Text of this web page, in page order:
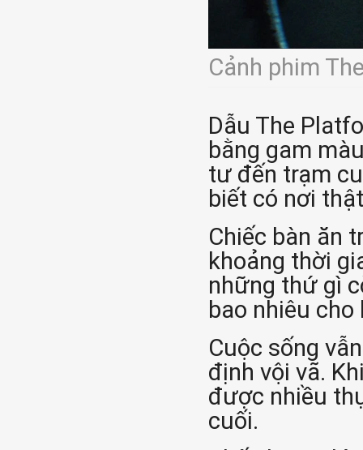
Cảnh phim
Dẫu The
bằng gam
tư đến trạm
biết có nơi
Chiếc bàn ăn
khoảng thời
những thứ gì
bao nhiêu cho
Cuộc sống
định vội vã.
được nhiều
cuối.